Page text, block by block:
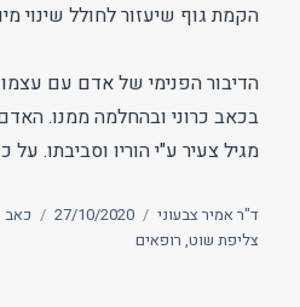
הקמת גוף שיעזור לחולל שינוי
הדיבור הפנימי של אדם עם
בכאב כרוני ובהחלמה ממנו.
מגיל צעיר ע"י הוריו וסביבתו.
מחבר
ד"ר אמיר צבעוני
פורסם
27/10/2020 כאב
צליפת שוט, רופאים